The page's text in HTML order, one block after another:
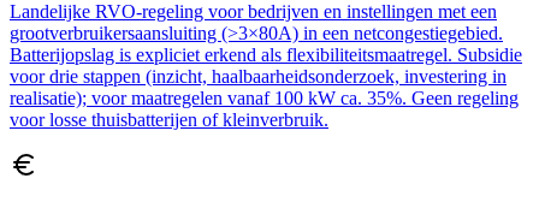
Landelijke RVO-regeling voor bedrijven en instellingen met een
grootverbruikersaansluiting (>3×80A) in een netcongestiegebied.
Batterijopslag is expliciet erkend als flexibiliteitsmaatregel. Subsidie
voor drie stappen (inzicht, haalbaarheidsonderzoek, investering in
realisatie); voor maatregelen vanaf 100 kW ca. 35%. Geen regeling
voor losse thuisbatterijen of kleinverbruik.